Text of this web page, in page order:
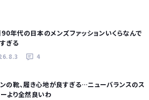
90年代の日本のメンズファッションいくらなんで
ぎる
4
の靴、履き心地が良すぎる…ニューバランスのス
より全然良いわ